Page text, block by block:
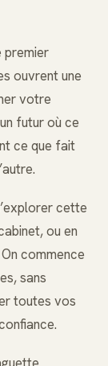
premier
ouvrent une
votre
futur où ce
ce que fait
cette
ou en
commence
sans
toutes vos